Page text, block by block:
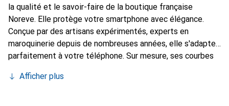
la qualité et le savoir-faire de la boutique française
Noreve. Elle protège votre smartphone avec élégance.
Conçue par des artisans expérimentés, experts en
maroquinerie depuis de nombreuses années, elle s'adapte
parfaitement à votre téléphone. Sur mesure, ses courbes
devient l'accessoire chic et indispensable pour votre
Afficher plus